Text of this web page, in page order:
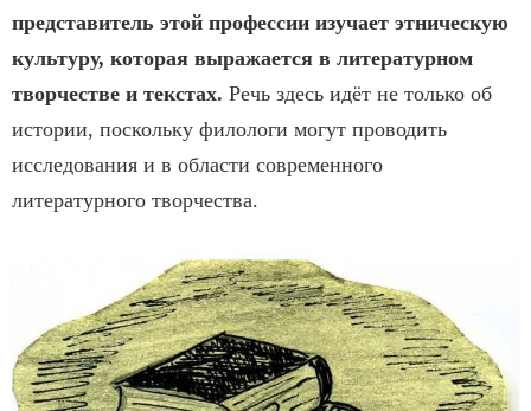
представитель этой профессии изучает этническую
культуру, которая выражается в литературном
творчестве и текстах. Речь здесь идёт не только об
истории, поскольку филологи могут проводить
исследования и в области современного
литературного творчества.